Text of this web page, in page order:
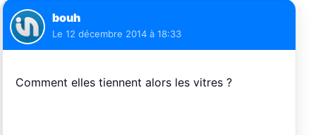
bouh
Le 12 décembre 2014 à 18:33
Comment elles tiennent alors les vitres ?